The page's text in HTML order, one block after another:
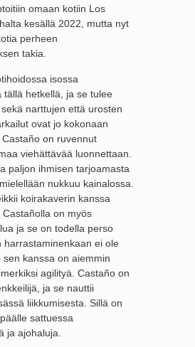
omaan kotiin Los
kesällä 2022, mutta nyt
perheen
takia.
isossa
tällä hetkellä, ja se tulee
narttujen että urosten
ovat jo kokonaan
on ruvennut
viehättävää luonnettaan.
paljon ihmisen tarjoamasta
nukkuu kainalossa.
koirakaverin kanssa
on myös
ja se on todella perso
harrastaminenkaan ei ole
sen kanssa on aiemmin
agilityä. Castaño on
ja se nauttii
liikkumisesta. Sillä on
sattuessa
ja ajohaluja.